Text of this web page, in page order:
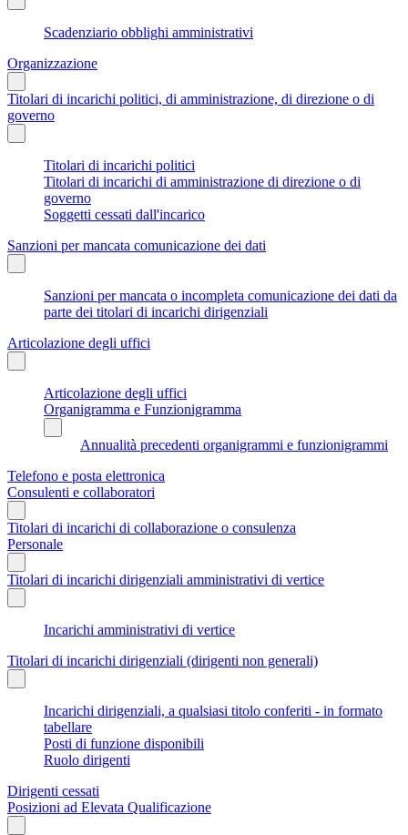
Scadenziario obblighi amministrativi
Organizzazione
Titolari di incarichi politici, di amministrazione, di direzione o di
governo
Titolari di incarichi politici
Titolari di incarichi di amministrazione di direzione o di
governo
Soggetti cessati dall'incarico
Sanzioni per mancata comunicazione dei dati
Sanzioni per mancata o incompleta comunicazione dei dati da
parte dei titolari di incarichi dirigenziali
Articolazione degli uffici
Articolazione degli uffici
Organigramma e Funzionigramma
Annualità precedenti organigrammi e funzionigrammi
Telefono e posta elettronica
Consulenti e collaboratori
Titolari di incarichi di collaborazione o consulenza
Personale
Titolari di incarichi dirigenziali amministrativi di vertice
Incarichi amministrativi di vertice
Titolari di incarichi dirigenziali (dirigenti non generali)
Incarichi dirigenziali, a qualsiasi titolo conferiti - in formato
tabellare
Posti di funzione disponibili
Ruolo dirigenti
Dirigenti cessati
Posizioni ad Elevata Qualificazione